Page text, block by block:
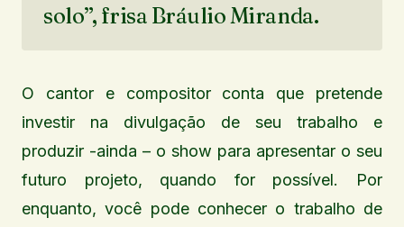
solo”, frisa Bráulio Miranda.
O cantor e compositor conta que pretende
investir na divulgação de seu trabalho e
produzir -ainda – o show para apresentar o seu
futuro projeto, quando for possível. Por
enquanto, você pode conhecer o trabalho de